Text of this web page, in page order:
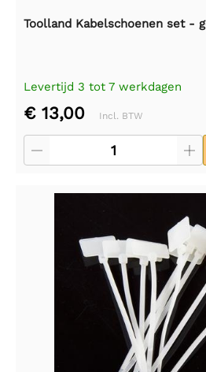
Toolland Kabelschoenen set -
Levertijd 3 tot 7 werkdagen
€ 13,00 Incl. BTW